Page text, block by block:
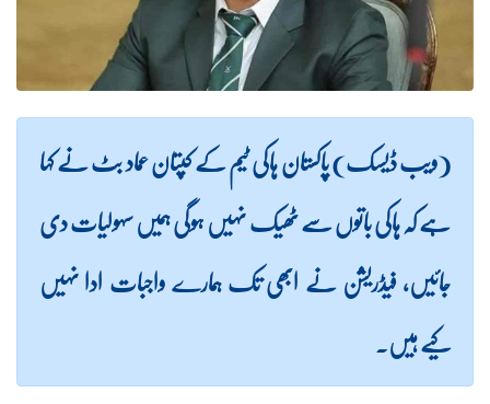
(ویب ڈیسک) پاکستان ہاکی ٹیم کے کپتان عماد بٹ نے کہا
ہے کہ ہاکی باتوں سے ٹھیک نہیں ہوگی ہمیں سہولیات دی
جائیں، فیڈریشن نے ابھی تک ہمارے واجبات ادا نہیں
کیے ہیں۔